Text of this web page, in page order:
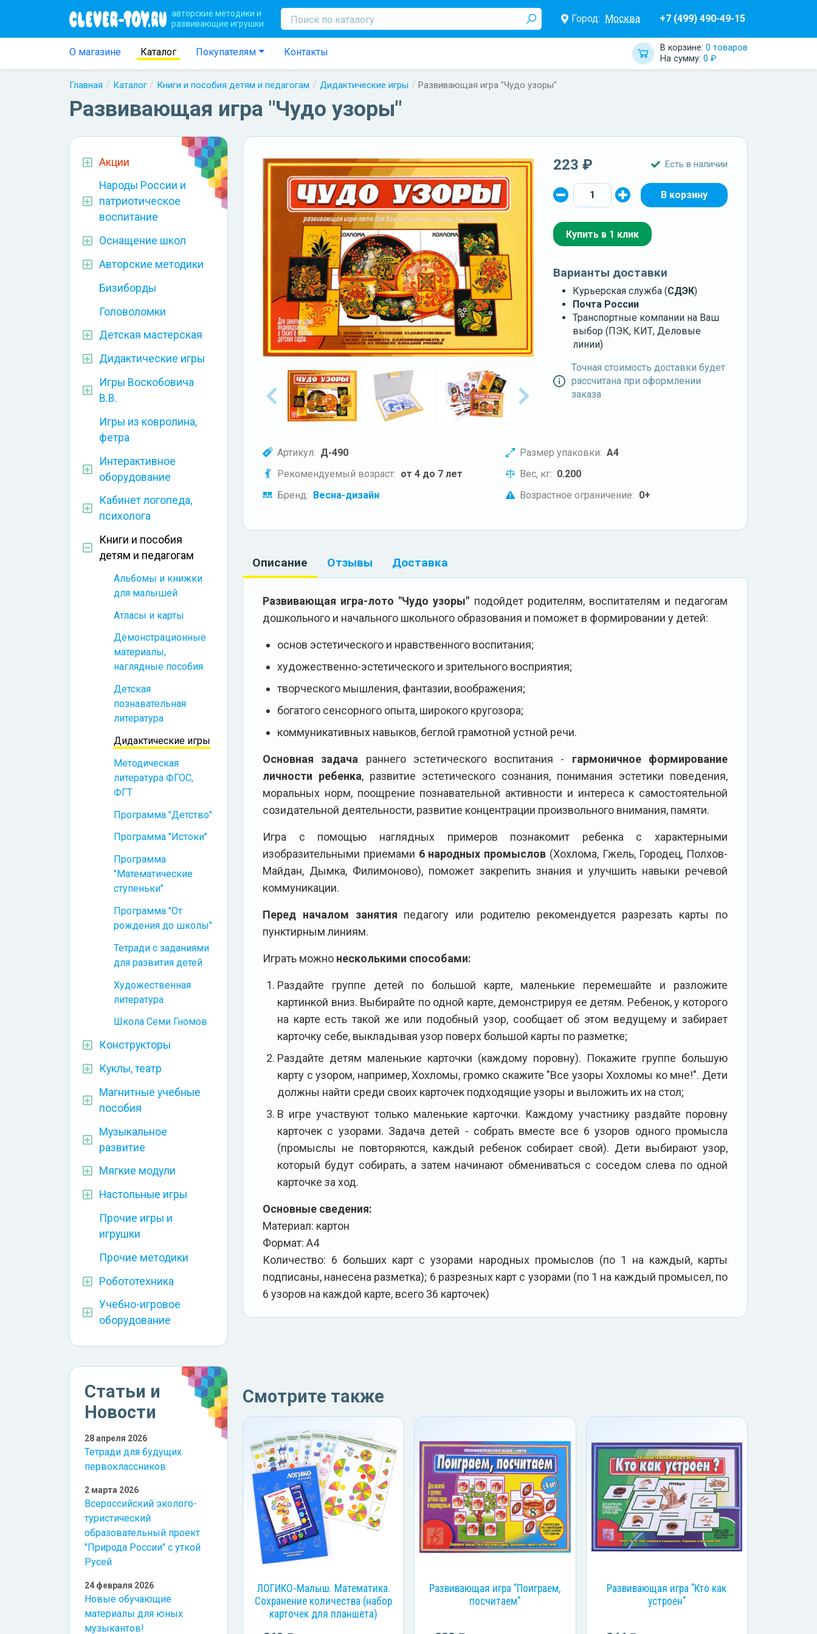
авторские методики и
развивающие игрушки
Город: Москва +7 (499) 490-49-15
О магазине Каталог Покупателям Контакты В корзине: 0 товаров
На сумму: 0 ₽
Главная Каталог Книги и пособия детям и педагогам Дидактические игры Развивающая игра "Чудо узоры"
Развивающая игра "Чудо узоры"
Акции
Народы России и
патриотическое
воспитание
Оснащение школ
Авторские методики
Бизиборды
Головоломки
Детская мастерская
Дидактические игры
Игры Воскобовича
В.В.
Игры из ковролина,
фетра
Интерактивное
оборудование
Кабинет логопеда,
психолога
Книги и пособия
детям и педагогам
Альбомы и книжки
для малышей
Атласы и карты
Демонстрационные
материалы,
наглядные пособия
Детская
познавательная
литература
Дидактические игры
Методическая
литература ФГОС,
ФГТ
Программа "Детство"
Программа "Истоки"
Программа
"Математические
ступеньки"
Программа "От
рождения до школы"
Тетради с заданиями
для развития детей
Художественная
литература
Школа Семи Гномов
Конструкторы
Куклы, театр
Магнитные учебные
пособия
Музыкальное
развитие
Мягкие модули
Настольные игры
Прочие игры и
игрушки
Прочие методики
Робототехника
Учебно-игровое
оборудование
Статьи и
Новости
28 апреля 2026
Тетради для будущих
первоклассников
2 марта 2026
Всероссийский эколого-
туристический
образовательный проект
"Природа России" с уткой
Русей
24 февраля 2026
Новые обучающие
материалы для юных
музыкантов!
223 ₽ Есть в наличии
Купить в 1 клик
Варианты доставки
Курьерская служба (СДЭК)
Почта России
Транспортные компании на Ваш
выбор (ПЭК, КИТ, Деловые
линии)
Точная стоимость доставки будет
рассчитана при оформлении
заказа
Артикул: Д-490
Рекомендуемый возраст: от 4 до 7 лет
Бренд: Весна-дизайн
Размер упаковки: А4
Вес, кг: 0.200
Возрастное ограничение: 0+
Описание Отзывы Доставка
Развивающая игра-лото "Чудо узоры" подойдет родителям, воспитателям и педагогам
дошкольного и начального школьного образования и поможет в формировании у детей:
основ эстетического и нравственного воспитания;
художественно-эстетического и зрительного восприятия;
творческого мышления, фантазии, воображения;
богатого сенсорного опыта, широкого кругозора;
коммуникативных навыков, беглой грамотной устной речи.
Основная задача раннего эстетического воспитания - гармоничное формирование
личности ребенка, развитие эстетического сознания, понимания эстетики поведения,
моральных норм, поощрение познавательной активности и интереса к самостоятельной
созидательной деятельности, развитие концентрации произвольного внимания, памяти.
Игра с помощью наглядных примеров познакомит ребенка с характерными
изобразительными приемами 6 народных промыслов (Хохлома, Гжель, Городец, Полхов-
Майдан, Дымка, Филимоново), поможет закрепить знания и улучшить навыки речевой
коммуникации.
Перед началом занятия педагогу или родителю рекомендуется разрезать карты по
пунктирным линиям.
Играть можно несколькими способами:
Раздайте группе детей по большой карте, маленькие перемешайте и разложите
картинкой вниз. Выбирайте по одной карте, демонстрируя ее детям. Ребенок, у которого
на карте есть такой же или подобный узор, сообщает об этом ведущему и забирает
карточку себе, выкладывая узор поверх большой карты по разметке;
Раздайте детям маленькие карточки (каждому поровну). Покажите группе большую
карту с узором, например, Хохломы, громко скажите "Все узоры Хохломы ко мне!". Дети
должны найти среди своих карточек подходящие узоры и выложить их на стол;
В игре участвуют только маленькие карточки. Каждому участнику раздайте поровну
карточек с узорами. Задача детей - собрать вместе все 6 узоров одного промысла
(промыслы не повторяются, каждый ребенок собирает свой). Дети выбирают узор,
который будут собирать, а затем начинают обмениваться с соседом слева по одной
карточке за ход.
Основные сведения:
Материал: картон
Формат: А4
Количество: 6 больших карт с узорами народных промыслов (по 1 на каждый, карты
подписаны, нанесена разметка); 6 разрезных карт с узорами (по 1 на каждый промысел, по
6 узоров на каждой карте, всего 36 карточек)
Смотрите также
ЛОГИКО-Малыш. Математика.
Сохранение количества (набор
карточек для планшета)
Развивающая игра "Поиграем,
посчитаем"
Развивающая игра "Кто как
устроен"